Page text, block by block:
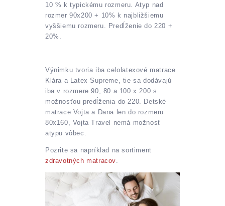
10 % k typickému rozmeru. Atyp nad
rozmer 90x200 + 10% k najbližšiemu
vyššiemu rozmeru. Predĺženie do 220 +
20%.
Výnimku tvoria iba celolatexové matrace
Klára a Latex Supreme, tie sa dodávajú
iba v rozmere 90, 80 a 100 x 200 s
možnosťou predĺženia do 220. Detské
matrace Vojta a Dana len do rozmeru
80x160, Vojta Travel nemá možnosť
atypu vôbec.
Pozrite sa napríklad na sortiment
zdravotných matracov